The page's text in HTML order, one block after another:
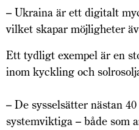
– Ukraina är ett digitalt
vilket skapar möjligheter
Ett tydligt exempel är en
inom kyckling och
– De sysselsätter nästan
systemviktiga – både som